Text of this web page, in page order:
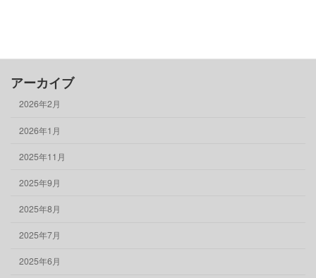
アーカイブ
2026年2月
2026年1月
2025年11月
2025年9月
2025年8月
2025年7月
2025年6月